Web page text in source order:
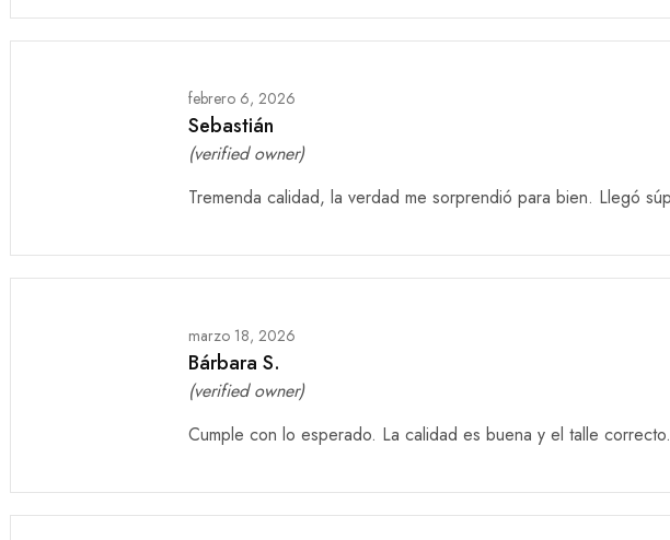
febrero 6, 2026
Sebastián
(verified owner)
Tremenda calidad, la verdad me sorprendió para bien. Llegó
marzo 18, 2026
Bárbara S.
(verified owner)
Cumple con lo esperado. La calidad es buena y el talle correcto.